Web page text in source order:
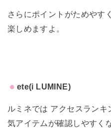
さらにポイントがためやす
楽しめますよ。
ete(i LUMINE)
ルミネでは アクセスランキ
気アイテムが確認しやすく